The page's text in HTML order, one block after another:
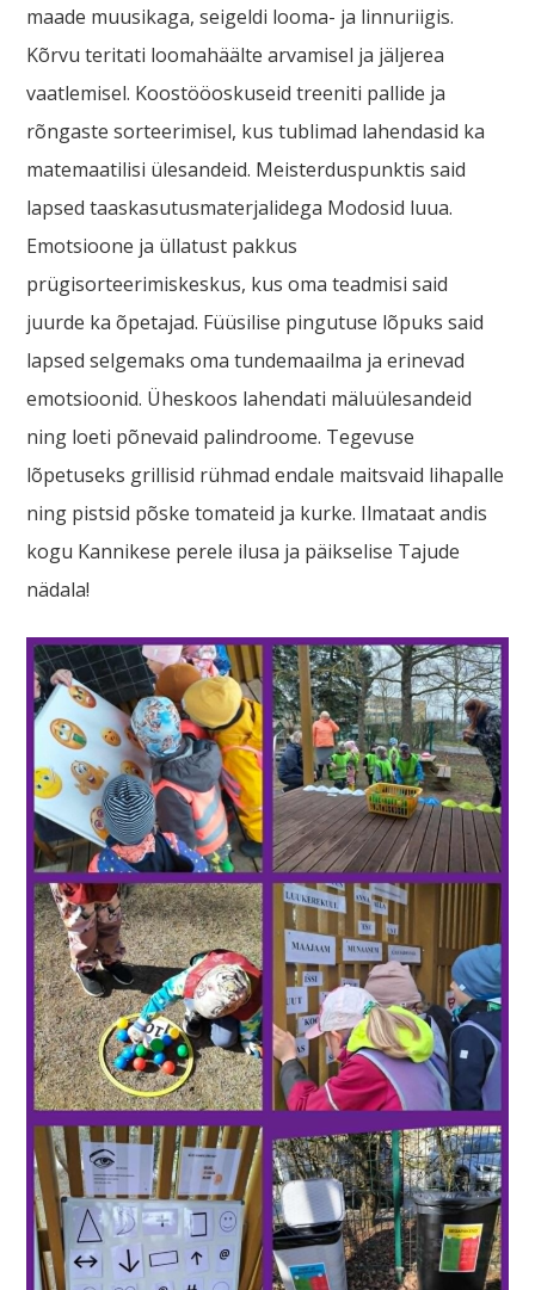
maade muusikaga, seigeldi looma- ja linnuriigis.
Kõrvu teritati loomahäälte arvamisel ja jäljerea
vaatlemisel. Koostööoskuseid treeniti pallide ja
rõngaste sorteerimisel, kus tublimad lahendasid ka
matemaatilisi ülesandeid. Meisterduspunktis said
lapsed taaskasutusmaterjalidega Modosid luua.
Emotsioone ja üllatust pakkus
prügisorteerimiskeskus, kus oma teadmisi said
juurde ka õpetajad. Füüsilise pingutuse lõpuks said
lapsed selgemaks oma tundemaailma ja erinevad
emotsioonid. Üheskoos lahendati mäluülesandeid
ning loeti põnevaid palindroome. Tegevuse
lõpetuseks grillisid rühmad endale maitsvaid lihapalle
ning pistsid põske tomateid ja kurke. Ilmataat andis
kogu Kannikese perele ilusa ja päikselise Tajude
nädala!